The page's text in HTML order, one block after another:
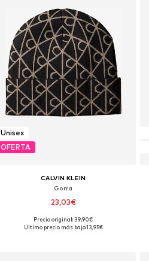
Unisex
OFERTA
CALVIN KLEIN
Gorra
23,03€
Tallas disponibles: 55-60
Precio original: 39,90€
Último precio más bajo:13,95€